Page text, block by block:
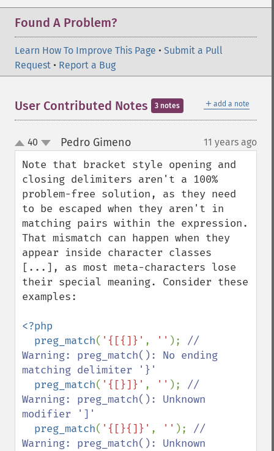
Found A Problem?
Learn How To Improve This Page • Submit a Pull
Request • Report a Bug
＋ add a note
User Contributed Notes 3 notes
up
down
40 Pedro Gimeno¶ 11 years ago
Note that bracket style opening and
closing delimiters aren't a 100%
problem-free solution, as they need
to be escaped when they aren't in
matching pairs within the expression.
That mismatch can happen when they
appear inside character classes
[...], as most meta-characters lose
their special meaning. Consider these
examples:
<?php
  preg_match
( '{[{]}' , '' ); //
Warning: preg_match(): No ending
matching delimiter '}'
preg_match( '{[}]}' , '' ); //
Warning: preg_match(): Unknown
modifier ']'
preg_match( '{[}{]}' , '' ); //
Warning: preg_match(): Unknown